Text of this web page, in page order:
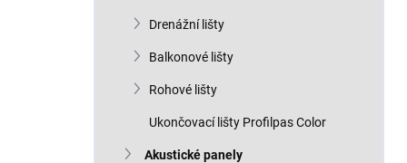
Drenážní lišty
Balkonové lišty
Rohové lišty
Ukončovací lišty Profilpas Color
Akustické panely